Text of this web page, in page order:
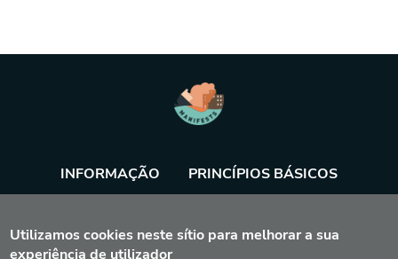
INFORMAÇÃO PRINCÍPIOS BÁSICOS
AGENDA
Utilizamos cookies neste sítio para melhorar a sua
experiência de utilizador